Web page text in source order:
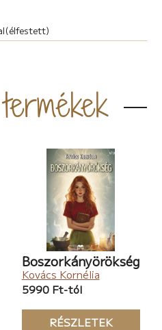
Boszorkányörökség
Kovács Kornélia
5990 Ft-tól
RÉSZLETEK